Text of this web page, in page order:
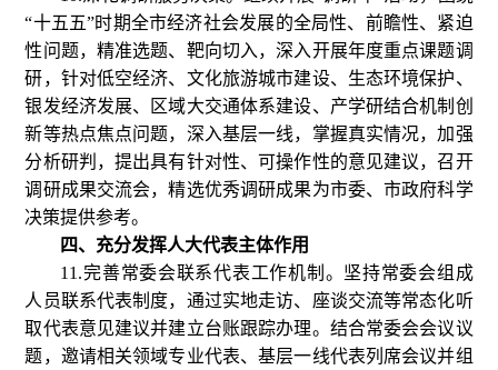
“十五五”时期全市经济社会发展的全局性、前瞻性、紧迫
性问题，精准选题、靶向切入，深入开展年度重点课题调
研，针对低空经济、文化旅游城市建设、生态环境保护、
银发经济发展、区域大交通体系建设、产学研结合机制创
新等热点焦点问题，深入基层一线，掌握真实情况，加强
分析研判，提出具有针对性、可操作性的意见建议，召开
调研成果交流会，精选优秀调研成果为市委、市政府科学
决策提供参考。
四、充分发挥人大代表主体作用
11.完善常委会联系代表工作机制。坚持常委会组成
人员联系代表制度，通过实地走访、座谈交流等常态化听
取代表意见建议并建立台账跟踪办理。结合常委会会议议
题，邀请相关领域专业代表、基层一线代表列席会议并组